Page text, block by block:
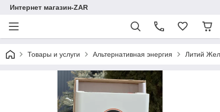
Интернет магазин-ZAR
Товары и услуги Альтернативная энергия Литий